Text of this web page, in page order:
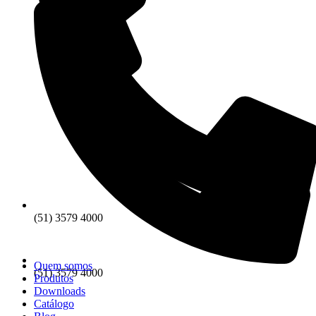
(51) 3579 4000
(51) 3579 4000
Quem somos
Produtos
Downloads
Catálogo